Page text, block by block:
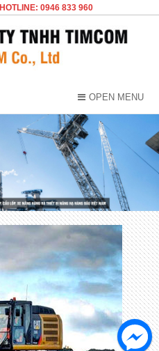
HOTLINE: 0946 833 960
OPEN MENU